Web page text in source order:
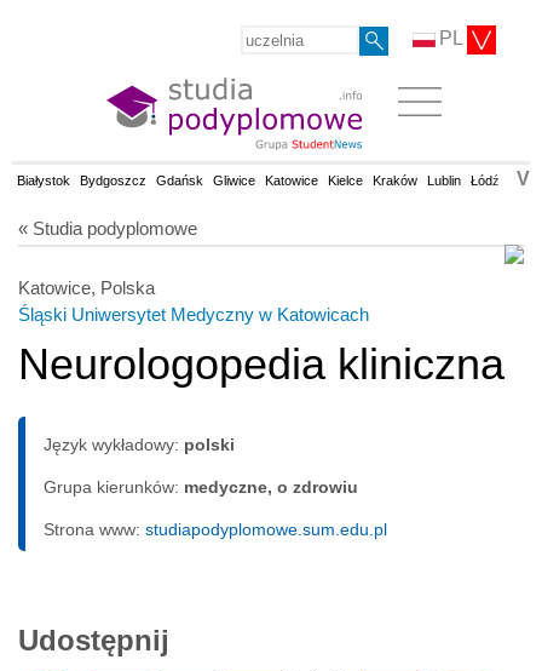
PL
Białystok Bydgoszcz Gdańsk Gliwice Katowice Kielce Kraków Lublin Łódź V
« Studia podyplomowe
Katowice, Polska
Śląski Uniwersytet Medyczny w Katowicach
Neurologopedia kliniczna
Język wykładowy: polski
Grupa kierunków: medyczne, o zdrowiu
Strona www: studiapodyplomowe.sum.edu.pl
Udostępnij